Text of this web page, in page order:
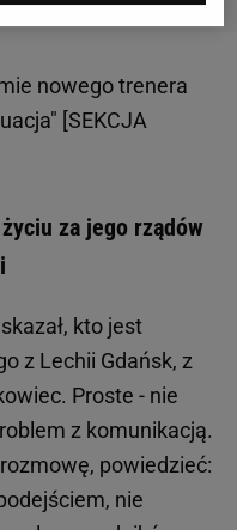
nowego trenera
[SEKCJA
za jego rządów
kto jest
z Lechii Gdańsk, z
Proste - nie
z komunikacją.
powiedzieć:
nie